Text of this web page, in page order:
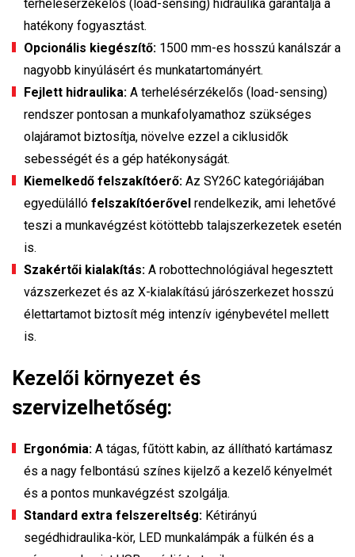
terhelésérzékelős (load-sensing) hidraulika garantálja a
hatékony fogyasztást.
Opcionális kiegészítő: 1500 mm-es hosszú kanálszár a
nagyobb kinyúlásért és munkatartományért.
Fejlett hidraulika: A terhelésérzékelős (load-sensing)
rendszer pontosan a munkafolyamathoz szükséges
olajáramot biztosítja, növelve ezzel a ciklusidők
sebességét és a gép hatékonyságát.
Kiemelkedő felszakítóerő: Az SY26C kategóriájában
egyedülálló felszakítóerővel rendelkezik, ami lehetővé
teszi a munkavégzést kötöttebb talajszerkezetek esetén
is.
Szakértői kialakítás: A robottechnológiával hegesztett
vázszerkezet és az X-kialakítású járószerkezet hosszú
élettartamot biztosít még intenzív igénybevétel mellett
is.
Kezelői környezet és
szervizelhetőség:
Ergonómia: A tágas, fűtött kabin, az állítható kartámasz
és a nagy felbontású színes kijelző a kezelő kényelmét
és a pontos munkavégzést szolgálja.
Standard extra felszereltség: Kétirányú
segédhidraulika-kör, LED munkalámpák a fülkén és a